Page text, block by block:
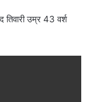
तिवारी उम्र 43 वर्श